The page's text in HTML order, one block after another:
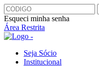
Esqueci minha senha
Área Restrita
Seja Sócio
Institucional